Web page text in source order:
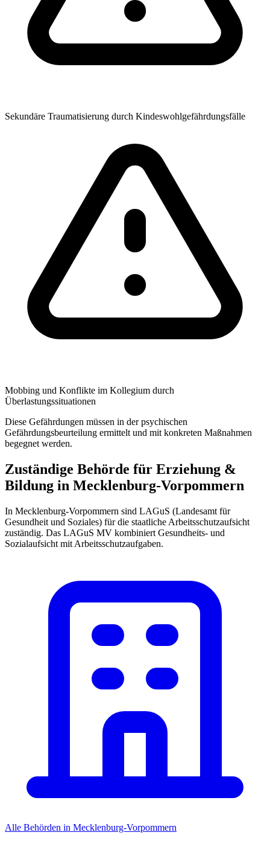
Sekundäre Traumatisierung durch Kindeswohlgefährdungsfälle
Mobbing und Konflikte im Kollegium durch
Überlastungssituationen
Diese Gefährdungen müssen in der psychischen
Gefährdungsbeurteilung ermittelt und mit konkreten Maßnahmen
begegnet werden.
Zuständige Behörde für Erziehung &
Bildung in Mecklenburg-Vorpommern
In Mecklenburg-Vorpommern sind LAGuS (Landesamt für
Gesundheit und Soziales) für die staatliche Arbeitsschutzaufsicht
zuständig. Das LAGuS MV kombiniert Gesundheits- und
Sozialaufsicht mit Arbeitsschutzaufgaben.
Alle Behörden in Mecklenburg-Vorpommern